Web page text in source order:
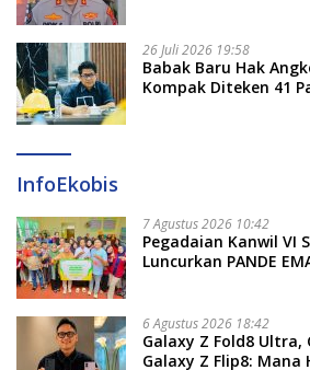
26 Juli 2026 19:58
​Babak Baru Hak
Kompak Diteken 41
InfoEkobis
7 Agustus 2026 10:42
Pegadaian Kanwil VI
Luncurkan PANDE
6 Agustus 2026 18:42
Galaxy Z Fold8 Ultra,
Galaxy Z Flip8: Mana